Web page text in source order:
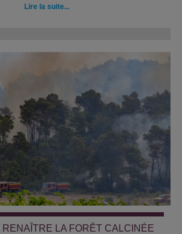
Lire la suite...
LA FORÊT CALCINÉE